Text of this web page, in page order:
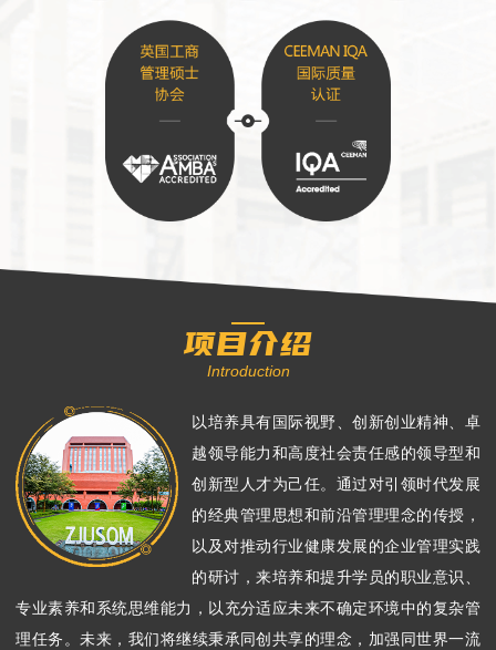
项目介绍
Introduction
以培养具有国际视野、创新创业精神、卓
越领导能力和高度社会责任感的领导型和
创新型人才为己任。通过对引领时代发展
的经典管理思想和前沿管理理念的传授，
以及对推动行业健康发展的企业管理实践
的研讨，来培养和提升学员的职业意识、
专业素养和系统思维能力，以充分适应未来不确定环境中的复杂管
理任务。未来，我们将继续秉承同创共享的理念，加强同世界一流